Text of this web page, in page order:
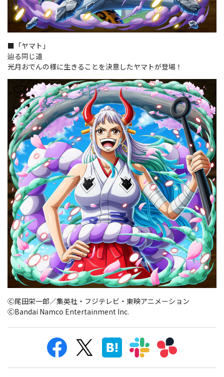
■「ヤマト」
辿る同じ道
光月おでんの様に生きることを決意したヤマトが登場！
Ⓒ尾田栄一郎／集英社・フジテレビ・東映アニメーション
ⒸBandai Namco Entertainment Inc.